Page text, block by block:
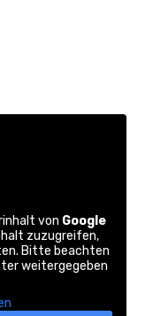
von Google
zuzugreifen,
Bitte beachten
weitergegeben